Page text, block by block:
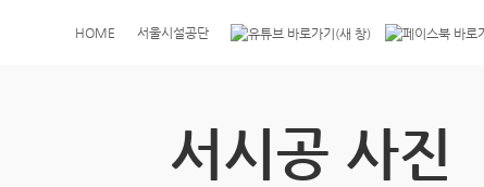
HOME 서울시설공단
서시공 사진